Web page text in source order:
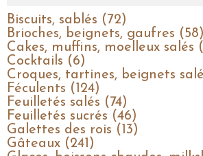
Biscuits, sablés (72)
Brioches, beignets, gaufres (58)
Cakes, muffins, moelleux salés
Cocktails (6)
Croques, tartines, beignets
Féculents (124)
Feuilletés salés (74)
Feuilletés sucrés (46)
Galettes des rois (13)
Gâteaux (241)